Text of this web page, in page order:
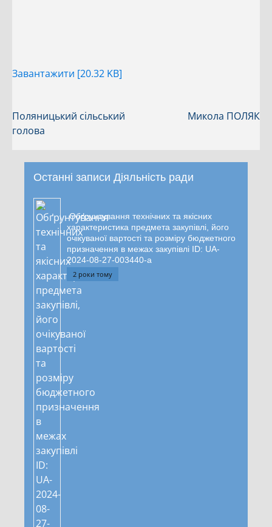
Завантажити [20.32 KB]
Поляницький сільський
голова
Микола ПОЛЯК
Останні записи Діяльність ради
Обґрунтування технічних та якісних
характеристика предмета закупівлі, його
очікуваної вартості та розміру бюджетного
призначення в межах закупівлі ID: UA-
2024-08-27-003440-a
2 роки тому